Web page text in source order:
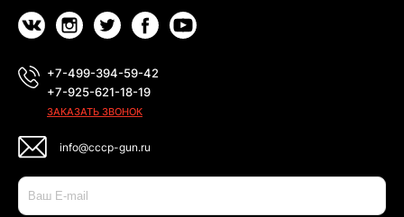
+7-499-394-59-42
+7-925-621-18-19
ЗАКАЗАТЬ ЗВОНОК
info@cccp-gun.ru